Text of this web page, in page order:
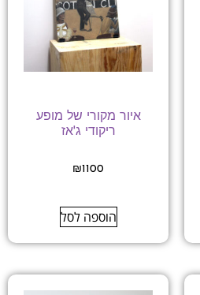
איור מקורי של מופע
ריקודי ג'אז
₪1100
הוספה לסל